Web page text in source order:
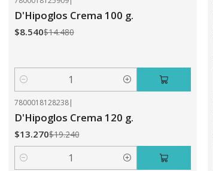
D'Hipoglos Crema 100 g.
$8.540$14.480
Cantidad
7800018128238|
D'Hipoglos Crema 120 g.
$13.270$19.240
Cantidad